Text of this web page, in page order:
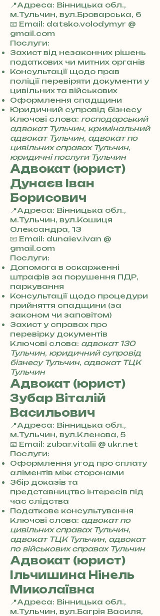
📍Адреса: Вінницька обл.,
м.Тульчин, вул.Броварська, 6
+
3
8
0
7
3
0
4
8
5
7
8
4
📧 Email: datsko.volodymyr @
gmail.com
Послуги:
Захист від незаконних рішень
податкових чи митних органів
Консультації щодо прав
поліції перевіряти документи у
цивільних та військових
Оформлення спадщини
Юридичний супровід бізнесу
Ключові слова: господарський
адвокат Тульчин, кримінальний
адвокат Тульчин, адвокат по
цивільних справах Тульчин,
юридичні послуги Тульчин
Адвокат (юрист)
Дунаєв Іван
Борисович
📍Адреса: Вінницька обл.,
м.Тульчин, вул.Кошиця
Олександра, 13
+
3
8
0
7
3
0
4
8
5
7
8
4
📧 Email: dunaiev.ivan @
gmail.com
Послуги:
Допомога в оскарженні
штрафів за порушення ПДР,
паркування
Консультації щодо процедури
прийняття спадщини (за
законом чи заповітом)
Захист у справах про
перевірку документів
Ключові слова: адвокат 130
Тульчин, юридичний супровід
бізнесу Тульчин, адвокат ТЦК
Тульчин
Адвокат (юрист)
Зубар Віталій
Васильович
📍Адреса: Вінницька обл.,
м.Тульчин, вул.Кленова, 5
+
3
8
0
7
3
0
4
8
5
7
8
4
📧 Email: zubar.vitalii @ ukr.net
Послуги:
Оформлення угод про сплату
аліментів між сторонами
Збір доказів та
представництво інтересів під
час слідства
Податкове консультування
Ключові слова: адвокат по
цивільних справах Тульчин,
адвокат ТЦК Тульчин, адвокат
по військових справах Тульчин
Адвокат (юрист)
Ільчишина Нінель
Миколаївна
📍Адреса: Вінницька обл.,
м.Тульчин, вул.Багрія Василя,